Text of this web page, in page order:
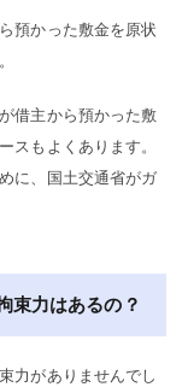
預かった敷金を原状
借主から預かった敷
スもよくあります。
に、国土交通省がガ
束力はあるの？
力がありませんでし